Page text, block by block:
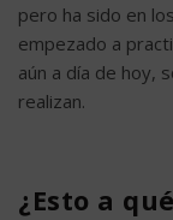
pero ha sido en
empezado a
aún a día de hoy,
realizan.
¿Esto a